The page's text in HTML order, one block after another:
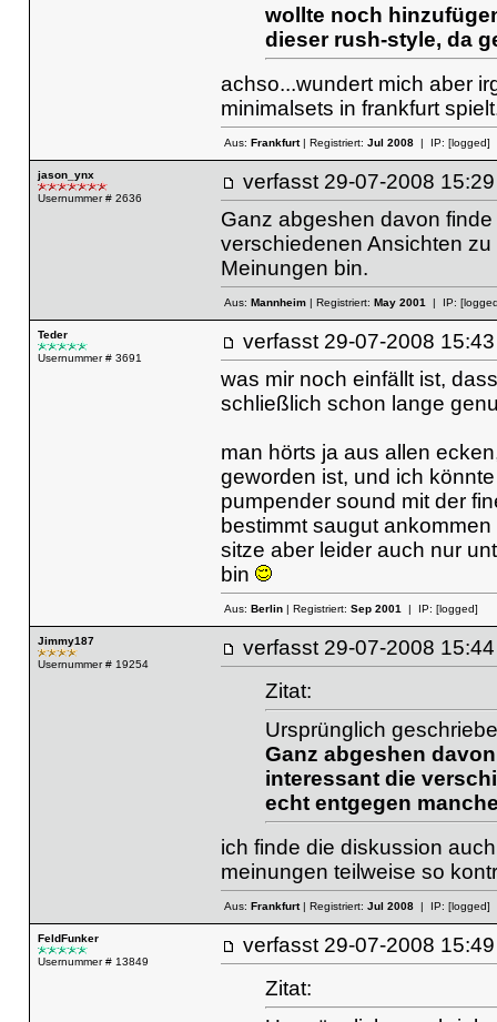
wollte noch
dieser rush-style, da
achso...wundert mich aber
minimalsets in frankfurt
Aus: Frankfurt| Registriert: Jul 2008| IP: [logged]
jason_ynx
Usernummer # 2636
verfasst 29-07-2008
Ganz abgeshen davon
verschiedenen Ansichten
Meinungen bin.
Aus: Mannheim| Registriert: May 2001| IP:
Teder
Usernummer # 3691
verfasst 29-07-2008
was mir noch einfällt ist,
schließlich schon lange
man hörts ja aus allen
geworden ist, und ich
pumpender sound mit der
bestimmt saugut ankommen
sitze aber leider auch nur
bin
Aus: Berlin| Registriert: Sep 2001| IP: [logged]
Jimmy187
Usernummer # 19254
verfasst 29-07-2008
Zitat:
Ursprünglich
Ganz abgeshen
interessant die
echt entgegen
ich finde die diskussion
meinungen teilweise so
Aus: Frankfurt| Registriert: Jul 2008| IP: [logged]
FeldFunker
Usernummer # 13849
verfasst 29-07-2008
Zitat: